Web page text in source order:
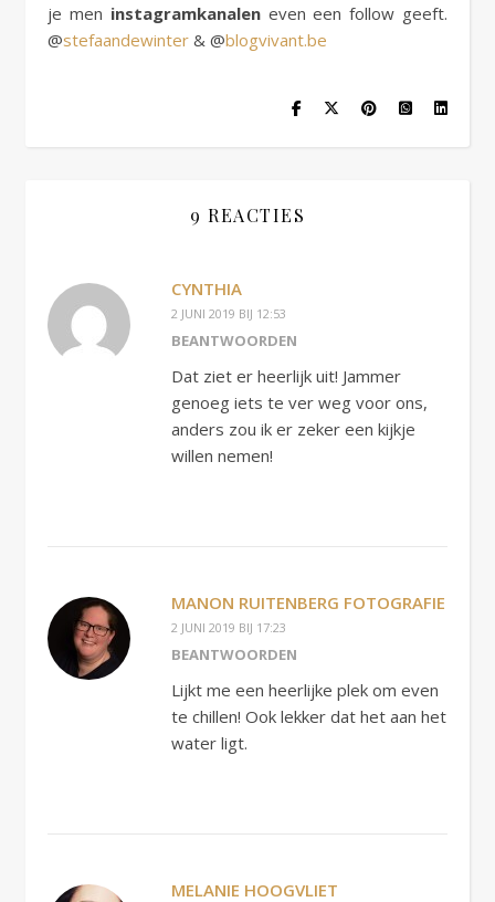
je men instagramkanaleneven een follow geeft.
@stefaandewinter & @blogvivant.be
9 REACTIES
CYNTHIA
2 JUNI 2019 BIJ 12:53
BEANTWOORDEN
Dat ziet er heerlijk uit! Jammer
genoeg iets te ver weg voor ons,
anders zou ik er zeker een kijkje
willen nemen!
MANON RUITENBERG FOTOGRAFIE
2 JUNI 2019 BIJ 17:23
BEANTWOORDEN
Lijkt me een heerlijke plek om even
te chillen! Ook lekker dat het aan het
water ligt.
MELANIE HOOGVLIET